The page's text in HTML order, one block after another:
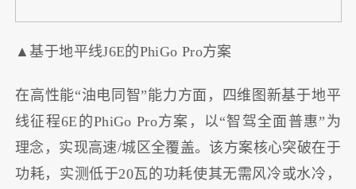
▲基于地平线J6E的PhiGo Pro方案
在高性能“油电同智”能力方面，四维图新基于地平
线征程6E的PhiGo Pro方案，以“智驾全面普惠”为
理念，实现高速/城区全覆盖。该方案核心突破在于
功耗，实测低于20瓦的功耗使其无需风冷或水冷，